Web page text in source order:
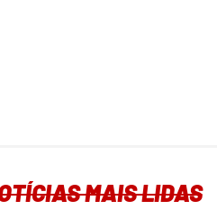
MAIS LIDAS